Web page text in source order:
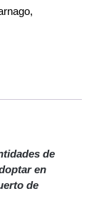
,
de
en
de